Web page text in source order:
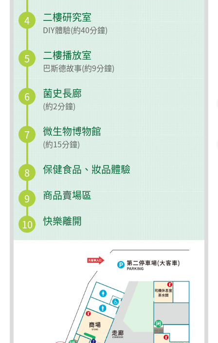
4 二樓研究室
DIY體驗(約40分鐘)
5 二樓播放室
巴斯德故事(約9分鐘)
6 菌史長廊
(約2分鐘)
7 微生物博物館
(約15分鐘)
8 保健食品、妝品體驗
9 商品賣場區
10 快樂離開